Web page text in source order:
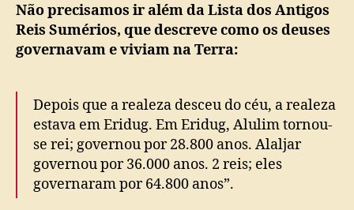
Não precisamos ir além da Lista dos Antigos
Reis Sumérios, que descreve como os deuses
governavam e viviam na Terra:
Depois que a realeza desceu do céu, a realeza
estava em Eridug. Em Eridug, Alulim tornou-
se rei; governou por 28.800 anos. Alaljar
governou por 36.000 anos. 2 reis; eles
governaram por 64.800 anos”.